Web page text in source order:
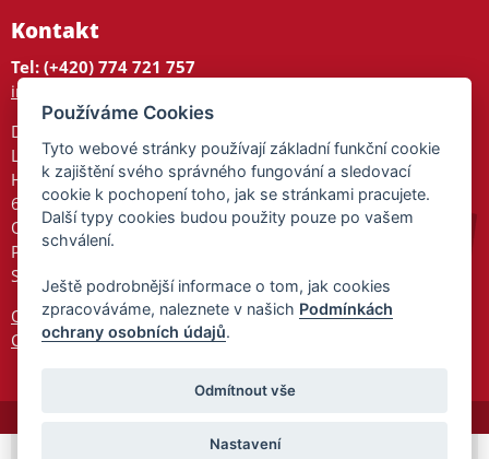
Kontakt
Tel: (+420) 774 721 757
info@tajnedarky.cz
Dárkové centrum
Legionářů 2
Hodonín
695 01
Otevřeno:
Po-Pá 9-17
So 9-11:30
Ochrana osobních údajů
Cookies
Používáme Cookies
Tyto webové stránky používají základní funkční cookie
k zajištění svého správného fungování a sledovací
cookie k pochopení toho, jak se stránkami pracujete.
Další typy cookies budou použity pouze po vašem
schválení.
Ještě podrobnější informace o tom, jak cookies
zpracováváme, naleznete v našich Podmínkách
ochrany osobních údajů.
Odmítnout vše
Nastavení